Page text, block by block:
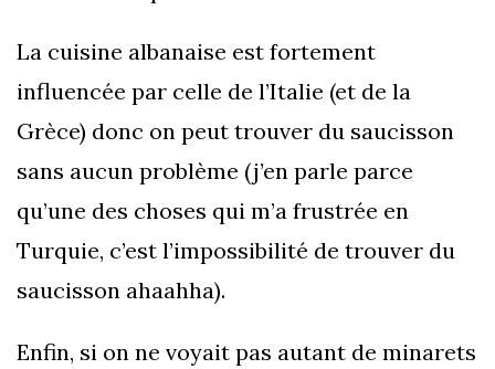
La cuisine albanaise est fortement
influencée par celle de l’Italie (et de la
Grèce) donc on peut trouver du saucisson
sans aucun problème (j’en parle parce
qu’une des choses qui m’a frustrée en
Turquie, c’est l’impossibilité de trouver du
saucisson ahaahha).
Enfin, si on ne voyait pas autant de minarets